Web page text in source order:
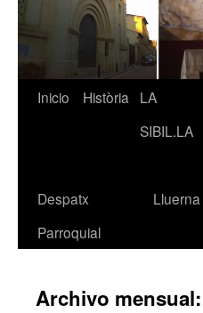
Inicio Història
LA
SIBIL.LA
Despatx
Parroquial
Lluerna
Archivo mensual: